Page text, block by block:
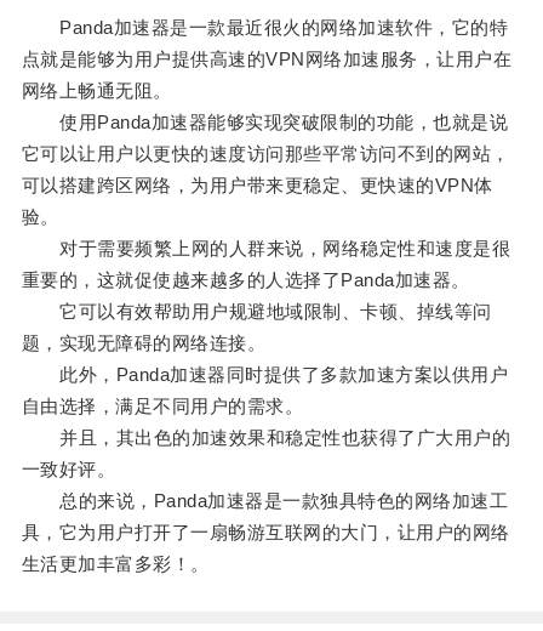
Panda加速器是一款最近很火的网络加速软件，它的特
点就是能够为用户提供高速的VPN网络加速服务，让用户在
网络上畅通无阻。
使用Panda加速器能够实现突破限制的功能，也就是说
它可以让用户以更快的速度访问那些平常访问不到的网站，
可以搭建跨区网络，为用户带来更稳定、更快速的VPN体
验。
对于需要频繁上网的人群来说，网络稳定性和速度是很
重要的，这就促使越来越多的人选择了Panda加速器。
它可以有效帮助用户规避地域限制、卡顿、掉线等问
题，实现无障碍的网络连接。
此外，Panda加速器同时提供了多款加速方案以供用户
自由选择，满足不同用户的需求。
并且，其出色的加速效果和稳定性也获得了广大用户的
一致好评。
总的来说，Panda加速器是一款独具特色的网络加速工
具，它为用户打开了一扇畅游互联网的大门，让用户的网络
生活更加丰富多彩！。